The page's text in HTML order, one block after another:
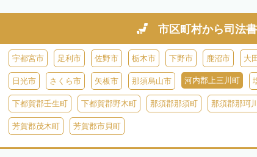
市区町村から司法
宇都宮市 足利市 佐野市 栃木市 下野市 鹿沼市 大
日光市 さくら市 矢板市 那須烏山市 河内郡上三川町
下都賀郡壬生町 下都賀郡野木町 那須郡那須町 那須郡那珂
芳賀郡茂木町 芳賀郡市貝町